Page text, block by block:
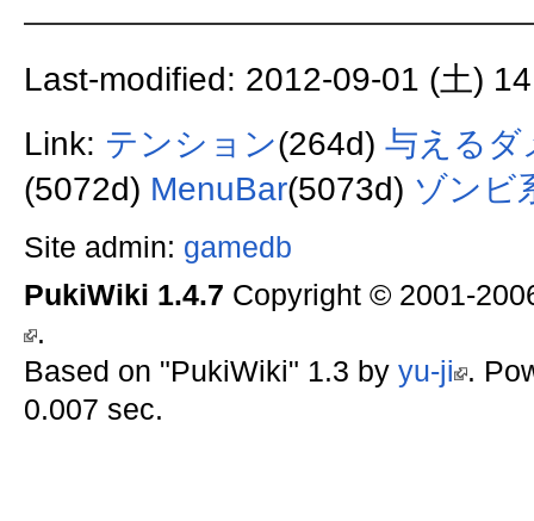
Last-modified: 2012-09-01 (土)
Link: テンション(264d) 与えるダ
(5072d) MenuBar(5073d) ゾンビ
Site admin: gamedb
PukiWiki 1.4.7 Copyright © 2001-
.
Based on "PukiWiki" 1.3 by yu-ji .
0.007 sec.